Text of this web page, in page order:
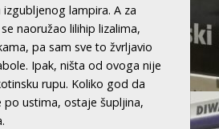
lampira. A za
naoružao lilihip lizalima,
pa sam sve to žvrljavio
Ipak, ništa od ovoga nije
rupu. Koliko god da
po ustima, ostaje šupljina,